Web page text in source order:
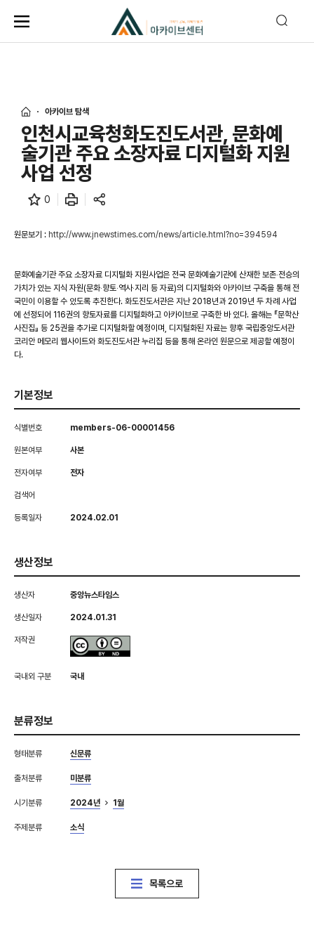
아카이브 탐색
인천시교육청화도진도서관, 문화예
술기관 주요 소장자료 디지털화 지원
사업 선정
0
원문보기 : http://www.jnewstimes.com/news/article.html?no=394594
문화예술기관 주요 소장자료 디지털화 지원사업은 전국 문화예술기관에 산재한 보존‧전승의
가치가 있는 지식 자원(문화‧향토‧역사‧지리 등 자료)의 디지털화와 아카이브 구축을 통해 전
국민이 이용할 수 있도록 추진한다. 화도진도서관은 지난 2018년과 2019년 두 차례 사업
에 선정되어 116권의 향토자료를 디지털화하고 아카이브로 구축한 바 있다. 올해는 『문학산
사진집』 등 25권을 추가로 디지털화할 예정이며, 디지털화된 자료는 향후 국립중앙도서관
코리안 메모리 웹사이트와 화도진도서관 누리집 등을 통해 온라인 원문으로 제공할 예정이
다.
기본정보
식별번호 members-06-00001456
원본여부 사본
전자여부 전자
검색어
등록일자 2024.02.01
생산정보
생산자 중앙뉴스타임스
생산일자 2024.01.31
저작권
국내외 구분 국내
분류정보
형태분류 신문류
출처분류 미분류
시기분류 2024년 1월
주제분류 소식
목록으로